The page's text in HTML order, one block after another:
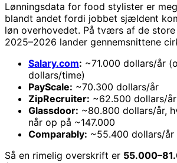
Lønningsdata for food stylister er
blandt andet fordi jobbet sjældent
løn overhovedet. På tværs af de
2025–2026 lander gennemsnittene
Salary.com: ~71.000 dollars/år
dollars/time)
PayScale: ~70.300 dollars/år
ZipRecruiter: ~62.500 dollars/år
Glassdoor: ~80.800 dollars/år,
når op på ~147.000
Comparably: ~55.400 dollars/år
Så en rimelig overskrift er